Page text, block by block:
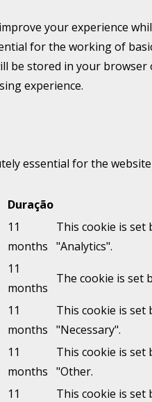
your experience
for the working of
be stored in your
experience.
essential for the
Duração
11
months
This cookie is set
"Analytics".
11
months
The cookie is set
11
months
This cookie is set
"Necessary".
11
months
This cookie is set
"Other.
11
This cookie is set